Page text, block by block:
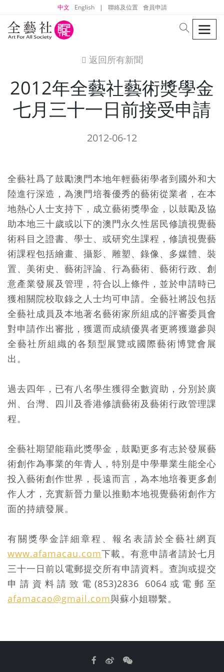
中文 English | 聯絡及位置 會員申請
search
icon
返回所有新聞
2012年全藝社藝術獎學金
七月三十一日前接受申請
2012-06-12
全藝社爲了鼓勵澳門本地年輕藝術學者到國外和大
陸進行深造，為澳門培養優秀的藝術從業者，在本
地熱心人士支持下，成立藝術獎學金，以鼓勵及協
助本地三十歲或以下的澳門永久性居民修讀視覺藝
術科目之證書、學士、或研究生課程，修讀視覺藝
術課程包括繪畫、攝影、雕塑、錄像、多媒體、裝
置、美術史、藝術評論、行為藝術、藝術行政、創
意產業發展及管理，符合以上條件，並於申請時已
獲相關院校取錄之人士均可申請。全藝社將設包括
全藝社成員及本地著名藝術家所組成的評審委員會
對申請作出審批，獲選而成績優異者更將獲邀參與
全藝社所組織的各類型展覽或國際藝術博覽會展
出。
過去四年，已有八名學生獲得全數資助，分別於廣
州、台灣、四川及香港修讀藝術及藝術行政管理課
程。
全藝社期望能藉此獎學金，鼓勵更多有志於發展藝
術創作為事業的年青人，特別是中學畢業生能全心
投入藝術創作世界，長遠而言，為本地培養更多創
作人才，充實新晉力量以推動本地視覺藝術創作方
面的持續發展。
有關獎學金詳細章程、報名表請於全藝社網頁
www.afamacau.com下載。有意申請者請於七月
三十一日前以電郵提交所有申請資料。查詢或提交
申請資料請致電(853)2836 6064或電郵至
afamacao@gmail.com與蘇小姐聯繫。
Facebook
WeiboWeChat